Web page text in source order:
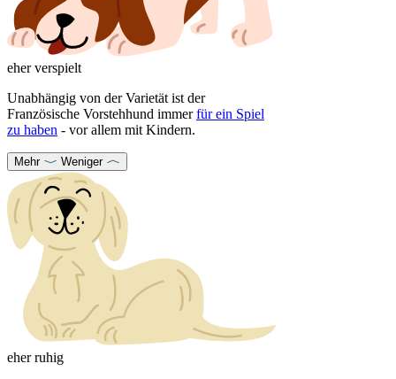
eher verspielt
Unabhängig von der Varietät ist der
Französische Vorstehhund immerfür ein Spiel
zu haben - vor allem mit Kindern.
Mehr Weniger
eher ruhig